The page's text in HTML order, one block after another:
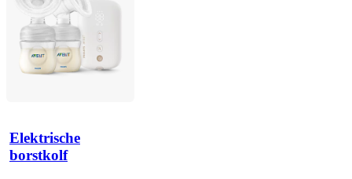
Elektrische
borstkolf